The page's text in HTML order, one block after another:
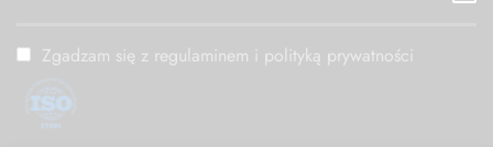
Zgadzam się z regulaminem i polityką prywatności